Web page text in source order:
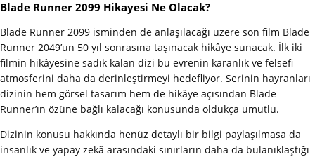
Blade Runner 2099 Hikayesi Ne Olacak?
Blade Runner 2099 isminden de anlaşılacağı üzere son film Blade
Runner 2049’un 50 yıl sonrasına taşınacak hikâye sunacak. İlk iki
filmin hikâyesine sadık kalan dizi bu evrenin karanlık ve felsefi
atmosferini daha da derinleştirmeyi hedefliyor. Serinin hayranları
dizinin hem görsel tasarım hem de hikâye açısından Blade
Runner’ın özüne bağlı kalacağı konusunda oldukça umutlu.
Dizinin konusu hakkında henüz detaylı bir bilgi paylaşılmasa da
insanlık ve yapay zekâ arasındaki sınırların daha da bulanıklaştığı